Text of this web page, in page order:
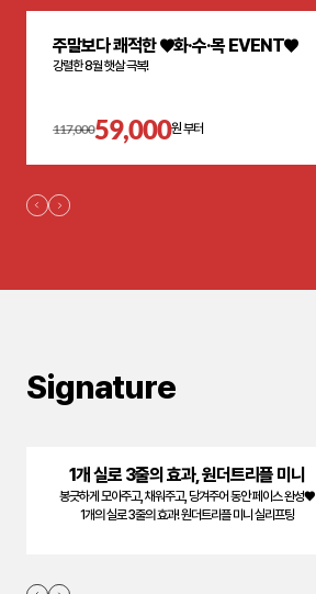
주말보다 쾌적한 ♥화·수·목 EVENT♥
강렬한 8월 햇살 극복!
117,00059,000원 부터
Signature
1개 실로 3줄의 효과, 원더트리플 미니
봉긋하게 모아주고, 채워주고, 당겨주어 동안 페이스 완성♥
1개의 실로 3줄의 효과! 원더트리플 미니 실리프팅